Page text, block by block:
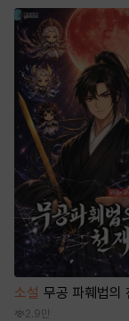
소설 무공 파훼법의
2.9만